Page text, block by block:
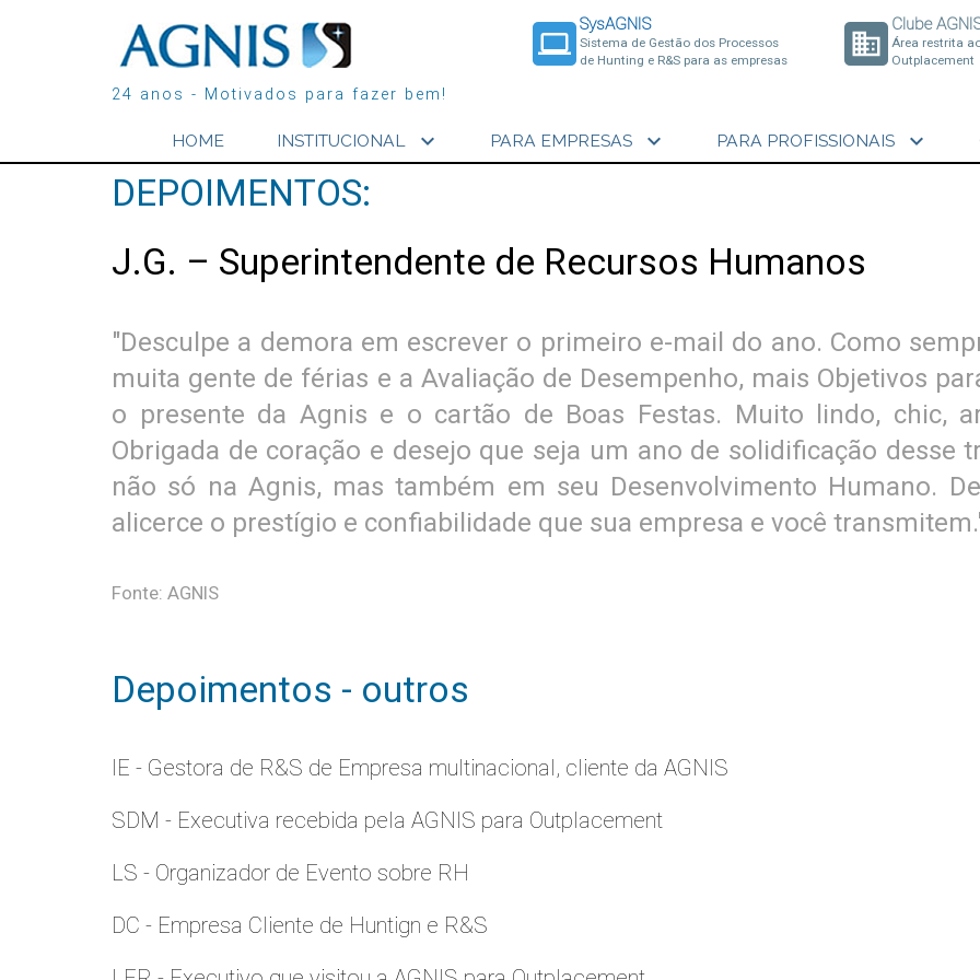
24 anos - Motivados para fazer bem!
laptop
SysAGNIS
Sistema de Gestão dos Processos
de Hunting e R&S para as empresas
business
Clube
Área restrita
Outplacement
HOME INSTITUCIONAL expand_more PARA EMPRESAS expand_more PARA PROFISSIONAIS expand_more
DEPOIMENTOS:
J.G. – Superintendente de Recursos Humanos
"Desculpe a demora em escrever o primeiro e-mail do ano. Como
muita gente de férias e a Avaliação de Desempenho, mais Objetivos
o presente da Agnis e o cartão de Boas Festas. Muito lindo, chic,
Obrigada de coração e desejo que seja um ano de solidificação desse
não só na Agnis, mas também em seu Desenvolvimento Humano.
alicerce o prestígio e confiabilidade que sua empresa e você
Fonte: AGNIS
Depoimentos - outros
IE - Gestora de R&S de Empresa multinacional, cliente da AGNIS
SDM - Executiva recebida pela AGNIS para Outplacement
LS - Organizador de Evento sobre RH
DC - Empresa Cliente de Huntign e R&S